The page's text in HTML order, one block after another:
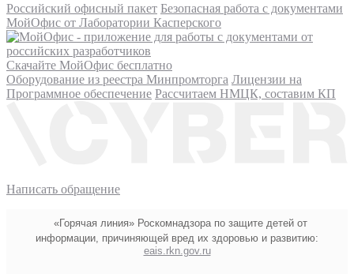
Российский офисный пакет Безопасная работа с документами
МойОфис от Лаборатории Касперского
Скачайте МойОфис бесплатно
Оборудование из реестра Минпромторга Лицензии на
Программное обеспечение Рассчитаем НМЦК, составим КП
Написать обращение
«Горячая линия» Роскомнадзора по защите детей от
информации, причиняющей вред их здоровью и развитию:
eais.rkn.gov.ru